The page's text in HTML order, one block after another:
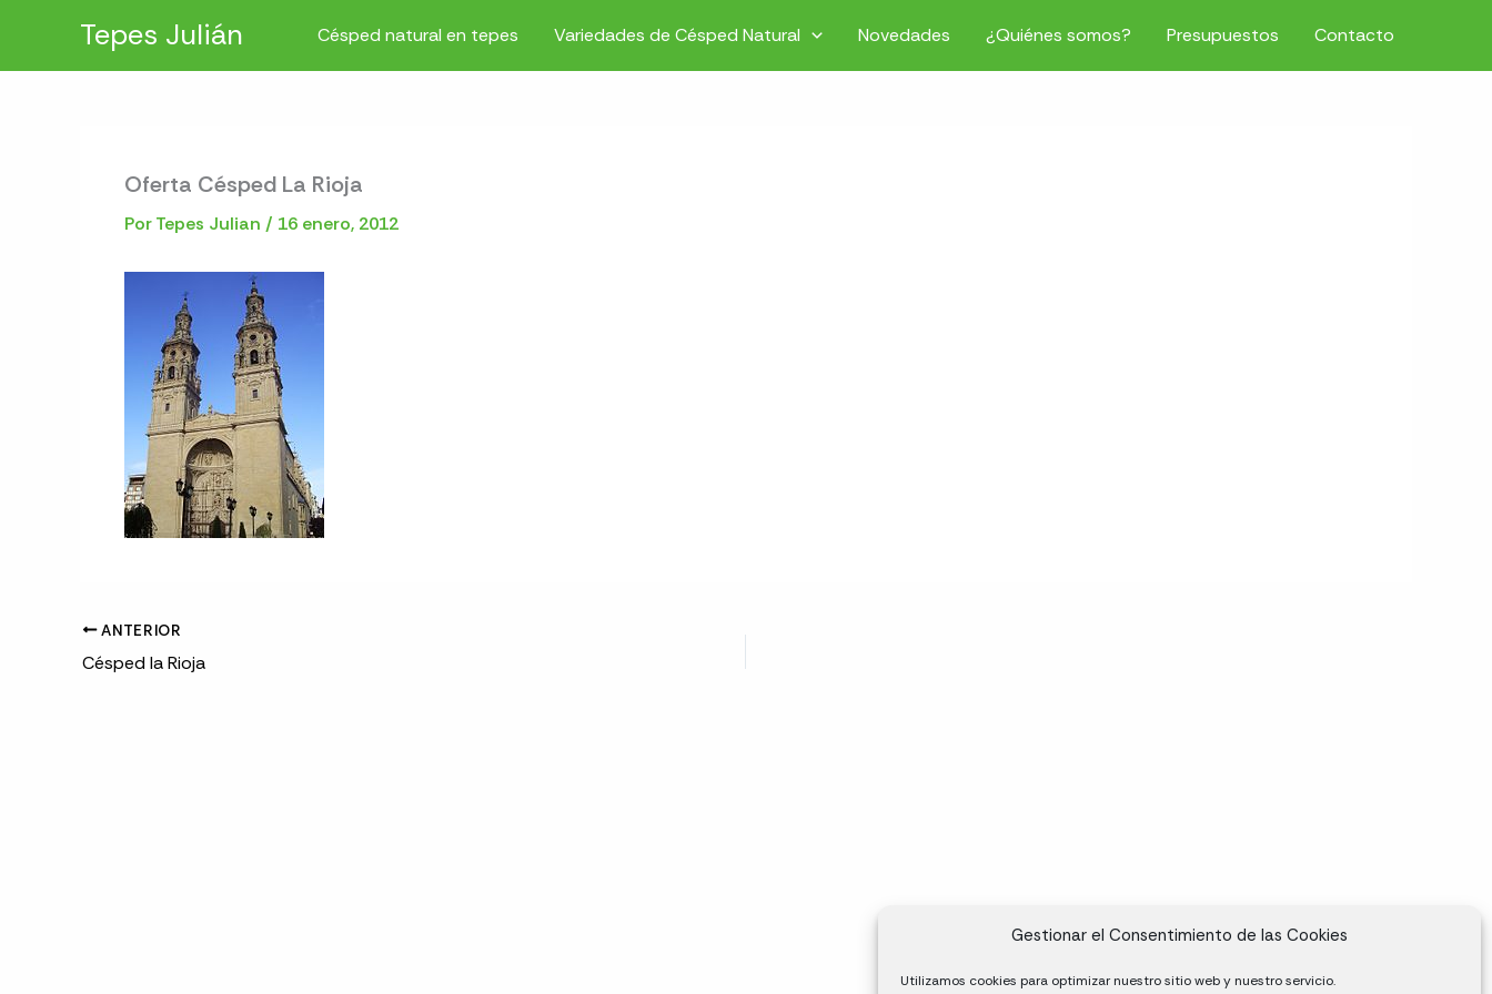
Gestionar el Consentimiento de las Cookies
Utilizamos cookies para optimizar nuestro sitio web y nuestro servicio.
contenido
Tepes Julián Césped natural en tepes Variedades de Césped Natural Novedades ¿Quiénes somos? Presupuestos Contacto
Oferta Césped La Rioja
PorTepes Julian / 16 enero, 2012
ANTERIOR
Césped la Rioja